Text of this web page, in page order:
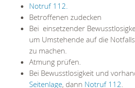
Notruf 112.
Betroffenen zudecken
Bei einsetzender
um Umstehende auf die
zu machen.
Atmung prüfen.
Bei Bewusstlosigkeit und
Seitenlage, dann Notruf 112